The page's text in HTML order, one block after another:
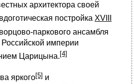
архитектора своей
постройка XVIII
паркового ансамбля
империи
Царицына. [4]
яркого[5] и